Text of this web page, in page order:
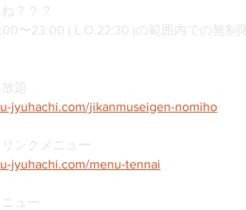
？？？
〜23:00 ( L.O.22:30 )の範囲内での無制
題
jyuhachi.com/jikanmuseigen-nomiho
ンクメニュー
jyuhachi.com/menu-tennai
ュー